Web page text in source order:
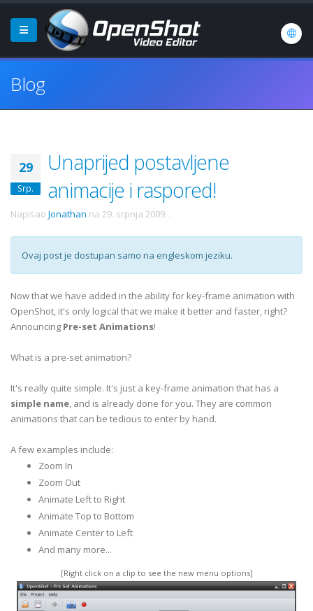
Blog
29
Srp.
Unaprijed postavljene
animacije i raspored!
Napisao Jonathan na 29. srpnja 2009. .
Ovaj post je dostupan samo na engleskom jeziku.
Now that we have added in the ability for key-frame animation with
OpenShot, it's only logical that we make it better and faster, right?
Announcing Pre-set Animations!
What is a pre-set animation?
It's really quite simple. It's just a key-frame animation that has a
simple name, and is already done for you. They are common
animations that can be tedious to enter by hand.
A few examples include:
Zoom In
Zoom Out
Animate Left to Right
Animate Top to Bottom
Animate Center to Left
And many more...
[Right click on a clip to see the new menu options]